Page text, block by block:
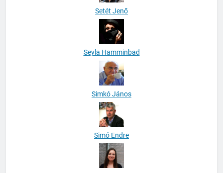
Setét Jenő
Seyla Hamminbad
Simkó János
Simó Endre